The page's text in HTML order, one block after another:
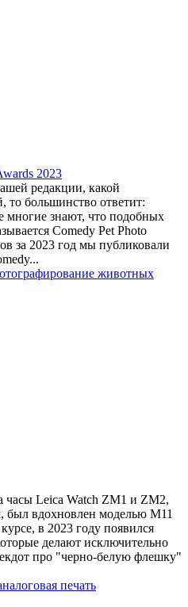
2023
редакции, какой
большинство ответит:
многие знают, что подобных
Comedy Pet Photo
за 2023 год мы публиковали
животных
часы Leica Watch ZM1 и ZM2,
был вдохновлен моделью M11
в 2023 году появился
делают исключительно
про "черно-белую флешку"
печать